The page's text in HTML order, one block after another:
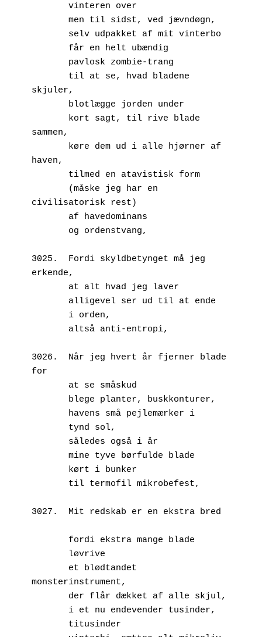
       vinteren over
       men til sidst, ved jævndøgn,
       selv udpakket af mit vinterbo
       får en helt ubændig
       pavlosk zombie-trang
skjuler,
       blotlægge jorden under
sammen,
haven,
       tilmed en atavistisk form
civilisatorisk rest)
       af havedominans
       og ordenstvang,
3025.  Fordi skyldbetynget må jeg
erkende,
       at alt hvad jeg laver
       alligevel ser ud til at ende
       i orden,
       altså anti-entropi,
3026.  Når jeg hvert år fjerner blade
for
       at se småskud
       blege planter, buskkonturer,
       havens små pejlemærker i
       tynd sol,
       således også i år
       mine tyve børfulde blade
       kørt i bunker
       til termofil mikrobefest,
       fordi ekstra mange blade
       løvrive
monsterinstrument,
       der flår dækket af alle skjul,
       i et nu endevender tusinder,
       titusinder